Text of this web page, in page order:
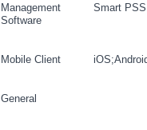
Management
Software
Smart
Mobile Client
General